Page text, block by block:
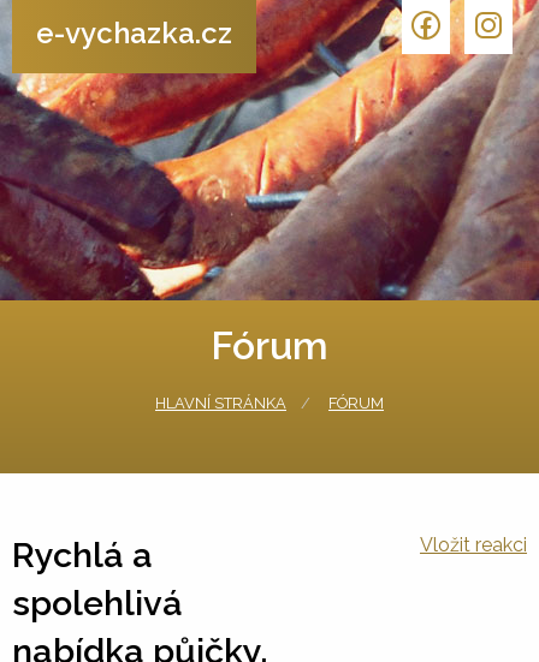
e-vychazka.cz
Fórum
HLAVNÍ STRÁNKA FÓRUM
Rychlá a
spolehlivá
nabídka půjčky.
Vložit reakci